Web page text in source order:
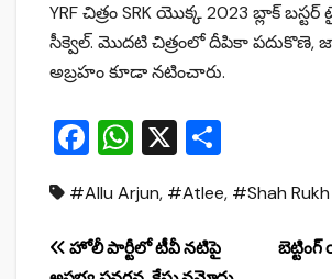
YRF చిత్రం SRK యొక్క 2023 బ్లాక్
సీక్వెల్. మొదటి చిత్రంలో దీపికా పదుకొణె,
అబ్రహం కూడా నటించారు.
F
c
e
W
at
s
X
ar
#Allu Arjun, #Atlee, #Shah
Post
హోలీ పార్టీలో టీవీ నటిపై